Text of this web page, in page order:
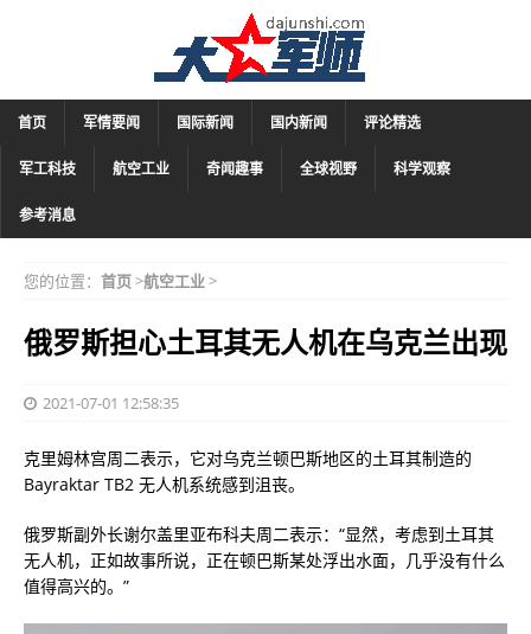
首页 军情要闻 国际新闻 国内新闻 评论精选
军工科技 航空工业 奇闻趣事 全球视野 科学观察
参考消息
您的位置： 首页>航空工业>
俄罗斯担心土耳其无人机在乌克兰出现
2021-07-01 12:58:35
克里姆林宫周二表示，它对乌克兰顿巴斯地区的土耳其制造的
Bayraktar TB2 无人机系统感到沮丧。
俄罗斯副外长谢尔盖里亚布科夫周二表示：“显然，考虑到土耳其
无人机，正如故事所说，正在顿巴斯某处浮出水面，几乎没有什么
值得高兴的。”